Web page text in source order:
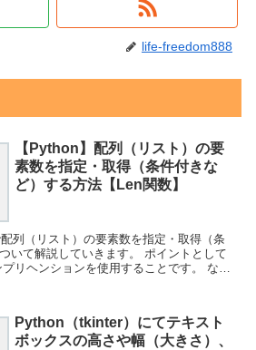
life-freedom888
【Python】配列（リスト）の要
素数を指定・取得（条件付きな
ど）する方法【Len関数】
列（リスト）の要素数を指定・取得（条
いて解説していきます。 ポイントとして
リヘンションを使用することです。 な
Python（tkinter）にてテキスト
ボックスの高さや幅（大きさ）、